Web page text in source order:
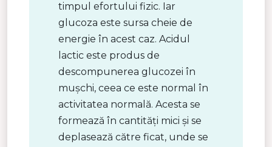
timpul efortului fizic. Iar
glucoza este sursa cheie de
energie în acest caz. Acidul
lactic este produs de
descompunerea glucozei în
mușchi, ceea ce este normal în
activitatea normală. Acesta se
formează în cantități mici și se
deplasează către ficat, unde se